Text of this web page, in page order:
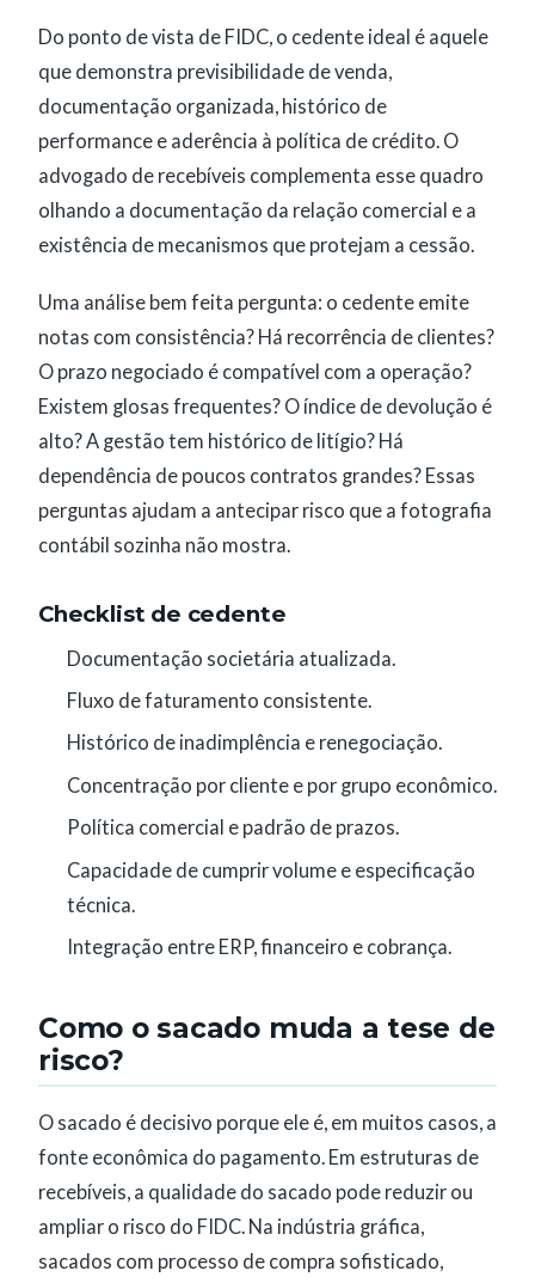
Do ponto de vista de FIDC, o cedente ideal é aquele
que demonstra previsibilidade de venda,
documentação organizada, histórico de
performance e aderência à política de crédito. O
advogado de recebíveis complementa esse quadro
olhando a documentação da relação comercial e a
existência de mecanismos que protejam a cessão.
Uma análise bem feita pergunta: o cedente emite
notas com consistência? Há recorrência de clientes?
O prazo negociado é compatível com a operação?
Existem glosas frequentes? O índice de devolução é
alto? A gestão tem histórico de litígio? Há
dependência de poucos contratos grandes? Essas
perguntas ajudam a antecipar risco que a fotografia
contábil sozinha não mostra.
Checklist de cedente
Documentação societária atualizada.
Fluxo de faturamento consistente.
Histórico de inadimplência e renegociação.
Concentração por cliente e por grupo econômico.
Política comercial e padrão de prazos.
Capacidade de cumprir volume e especificação
técnica.
Integração entre ERP, financeiro e cobrança.
Como o sacado muda a tese de
risco?
O sacado é decisivo porque ele é, em muitos casos, a
fonte econômica do pagamento. Em estruturas de
recebíveis, a qualidade do sacado pode reduzir ou
ampliar o risco do FIDC. Na indústria gráfica,
sacados com processo de compra sofisticado,